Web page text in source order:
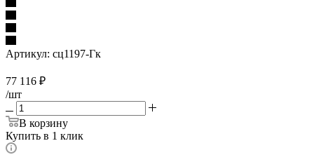
Артикул: сц1197-Гк
77 116 ₽
/шт
В корзину
Купить в 1 клик